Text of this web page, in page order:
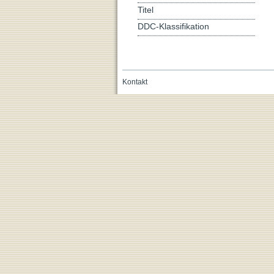
Titel
DDC-Klassifikation
Kontakt